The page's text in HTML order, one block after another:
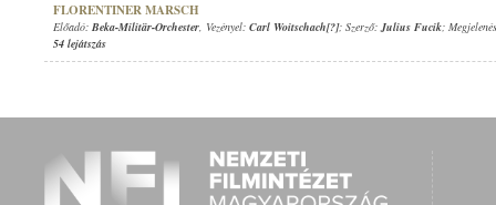
FLORENTINER MARSCH
Előadó: Beka-Militär-Orchester, Vezényel: Carl Woitschach[?]; Szerző:Julius Fucik;
54 lejátszás